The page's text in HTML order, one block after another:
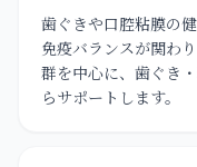
歯ぐきや口腔粘膜の
免疫バランスが関わ
群を中心に、歯ぐき
らサポートします。